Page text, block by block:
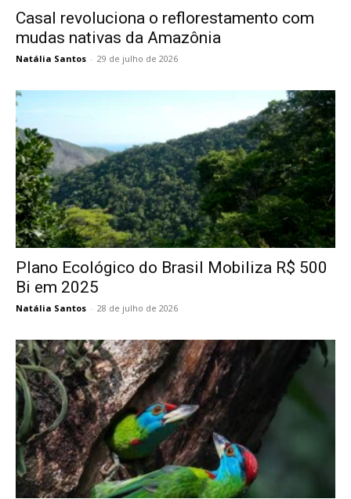
Casal revoluciona o reflorestamento com
mudas nativas da Amazônia
Natália Santos - 29 de julho de 2026
Plano Ecológico do Brasil Mobiliza R$ 500
Bi em 2025
Natália Santos - 28 de julho de 2026